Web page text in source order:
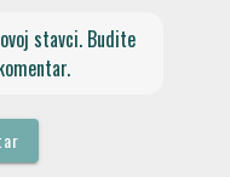
stavci. Budite